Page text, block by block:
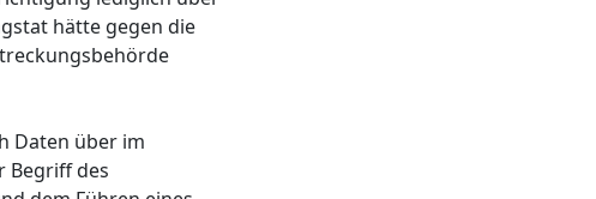
hätte gegen die
Daten über im
Begriff des